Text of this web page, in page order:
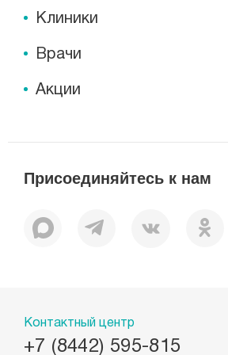
Клиники
Врачи
Акции
Присоединяйтесь к нам
Контактный центр
+7 (8442) 595-815